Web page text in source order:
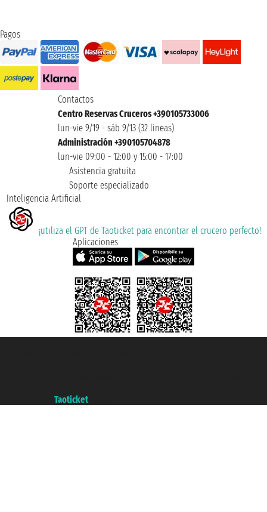
Pagos
Contactos
Centro Reservas Cruceros +390105733006
lun-vie 9/19 - sáb 9/13 (32 lineas)
Administración +390105704878
lun-vie 09:00 - 12:00 y 15:00 - 17:00
Asistencia gratuita
Soporte especializado
Inteligencia Artificial
¡utiliza el GPT de Taoticket para encontrar el crucero perfecto!
Aplicaciones
Taoticket